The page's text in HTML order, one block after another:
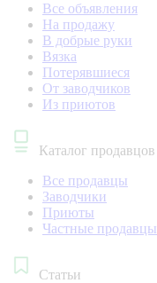
Все объявления
На продажу
В добрые руки
Вязка
Потерявшиеся
От заводчиков
Из приютов
Каталог продавцов
Все продавцы
Заводчики
Приюты
Частные продавцы
Статьи